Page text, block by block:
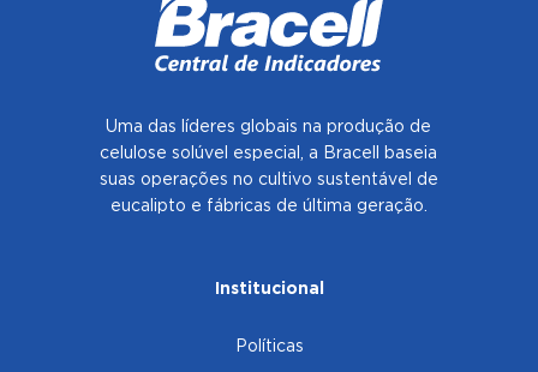
Uma das líderes globais na produção de
celulose solúvel especial, a Bracell baseia
suas operações no cultivo sustentável de
eucalipto e fábricas de última geração.
Institucional
Políticas